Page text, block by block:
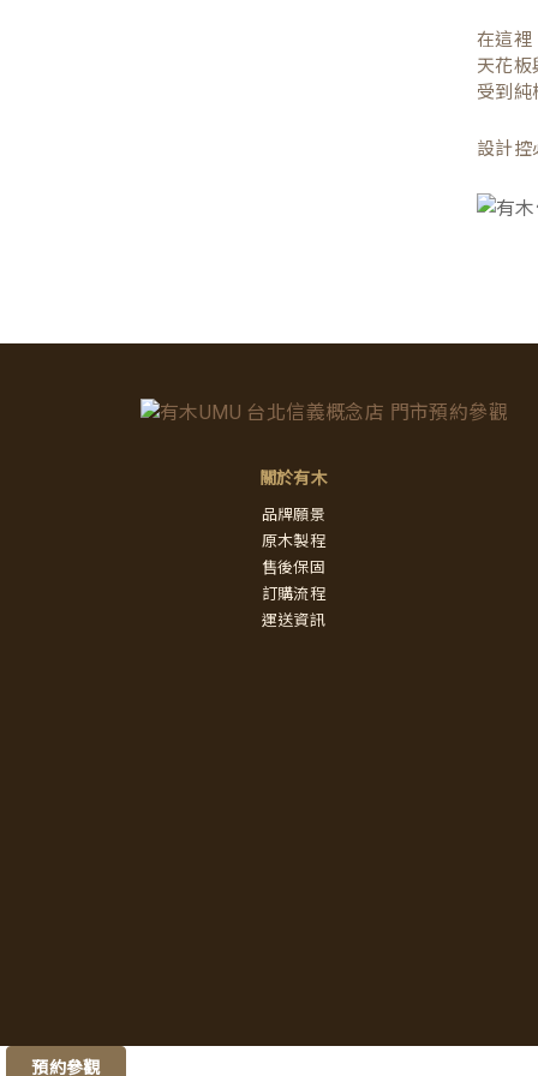
在這裡
天花
受到
設計
關於有木
品牌願景
原木製程
售後保固
訂購流程
運送資訊
預約參觀